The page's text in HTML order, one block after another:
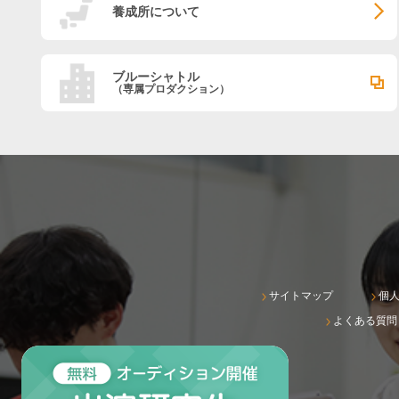
養成所について
ブルーシャトル
（専属プロダクション）
サイトマップ
個
よくある質問